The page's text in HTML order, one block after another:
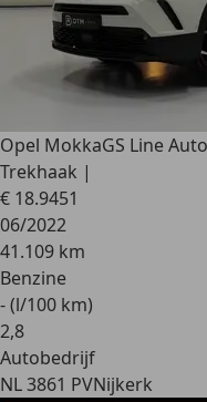
Opel MokkaGS Line
Trekhaak |
€ 18.9451
06/2022
41.109 km
Benzine
- (l/100 km)
2,8
Autobedrijf
NL 3861 PVNijkerk